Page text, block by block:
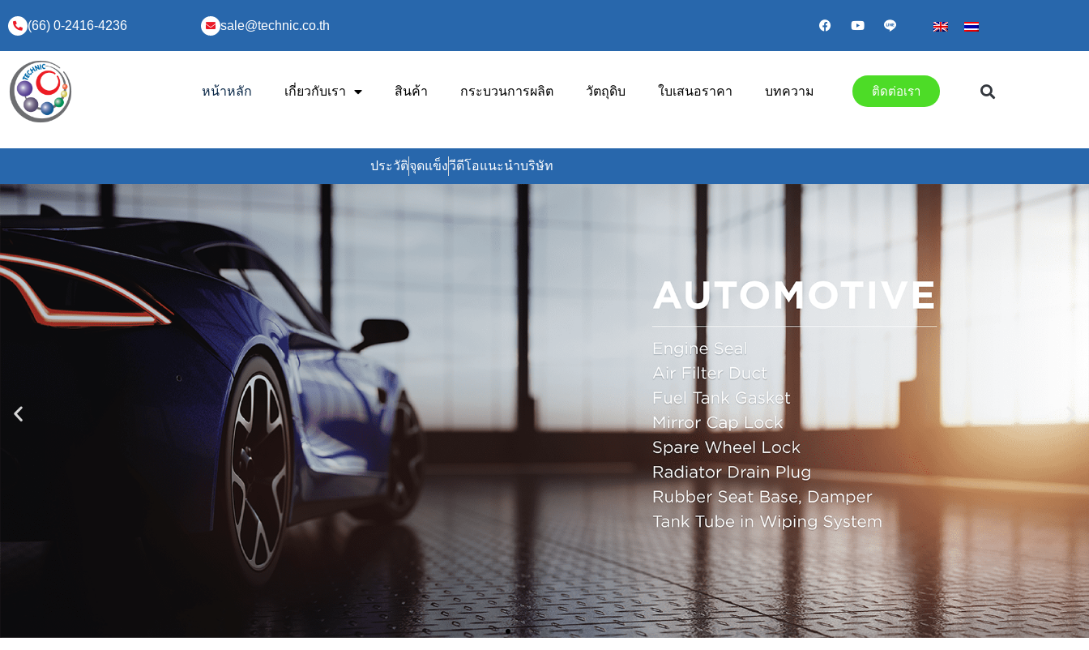
(66) 0-2416-4236 sale@technic.co.th
หน้าหลัก เกี่ยวกับเรา สินค้า กระบวนการผลิต วัตถุดิบ ใบเสนอราคา บทความ ติดต่อเรา
ประวัติจุดแข็งวีดีโอแนะนำบริษัท